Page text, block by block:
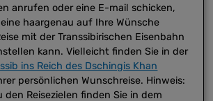
anrufen oder eine E-mail schicken,
haargenau auf Ihre Wünsche
mit der Transsibirischen Eisenbahn
kann. Vielleicht finden Sie in der
ins Reich des Dschingis Khan
persönlichen Wunschreise. Hinweis:
den Reisezielen finden Sie in dem